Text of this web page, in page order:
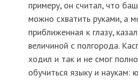
примеру, он считал, что
можно схватить руками, а
приближенная к глазу,
величиной с полгорода.
ходил и так и не смог
обучиться языку и наукам: